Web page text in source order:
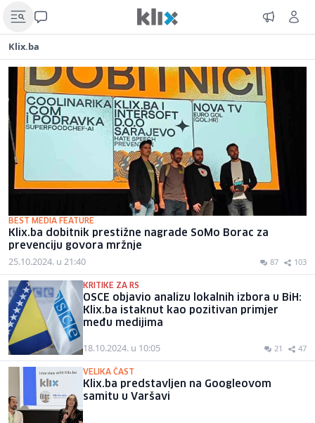
Klix.ba
BEST MEDIA FEATURE
Klix.ba dobitnik prestižne nagrade SoMo Borac za
prevenciju govora mržnje
25.10.2024. u 21:40 87 103
KRITIKE ZA RS
OSCE objavio analizu lokalnih izbora u BiH:
Klix.ba istaknut kao pozitivan primjer
među medijima
18.10.2024. u 10:05 21 47
VELIKA ČAST
Klix.ba predstavljen na Googleovom
samitu u Varšavi